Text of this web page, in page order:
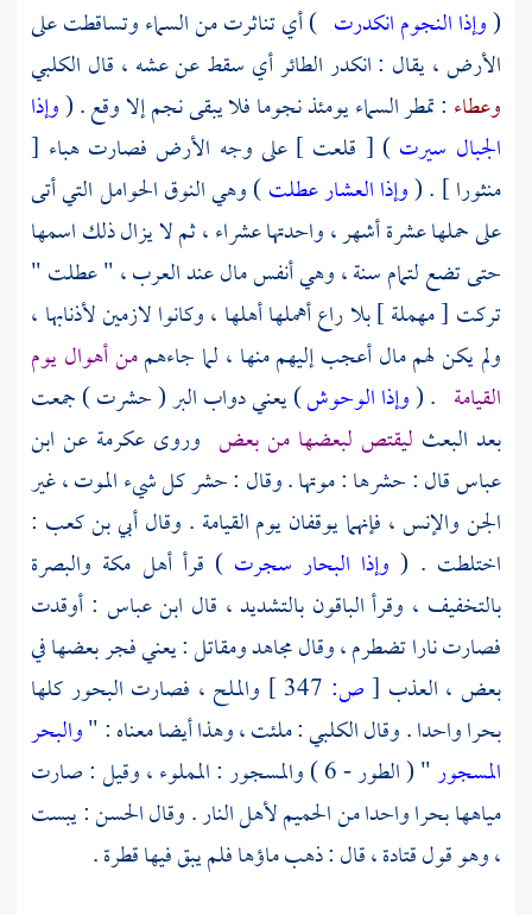
(وإذا النجوم انكدرت ) أي تناثرت من السماء وتساقطت على
الأرض ، يقال : انكدر الطائر أي سقط عن عشه ، قال الكلبي
وعطاء : تمطر السماء يومئذ نجوما فلا يبقى نجم إلا وقع . (وإذا
الجبال سيرت ) [ قلعت ] على وجه الأرض فصارت هباء [
منثورا ] . (وإذا العشار عطلت) وهي النوق الحوامل التي أتى
على حملها عشرة أشهر ، واحدتها عشراء ، ثم لا يزال ذلك اسمها
حتى تضع لتمام سنة ، وهي أنفس مال عند العرب ، " عطلت "
تركت [ مهملة ] بلا راع أهملها أهلها ، وكانوا لازمين لأذنابها ،
ولم يكن لهم مال أعجب إليهم منها ، لما جاءهممن أهوال يوم
القيامة . (وإذا الوحوش) يعني دواب البر ( حشرت ) جمعت
بعد البعث ليقتص لبعضها من بعض وروى عكرمة عن ابن
عباسقال : حشرها : موتها . وقال : حشر كل شيء الموت ، غير
الجن والإنس ، فإنهما يوقفان يوم القيامة . وقالأبي بن كعب :
اختلطت . ( وإذا البحار سجرت) قرأأهل مكة والبصرة
بالتخفيف ، وقرأ الباقون بالتشديد ، قال ابن عباس : أوقدت
فصارت نارا تضطرم ، وقالمجاهدومقاتل: يعني فجر بعضها في
بعض ، العذب [ص:
والملح ، فصارت البحور كلها
بحرا واحدا . وقالالكلبي: ملئت ، وهذا أيضا معناه : "والبحر
المسجور
" ( الطور - 6 ) والمسجور : المملوء ، وقيل : صارت
مياهها بحرا واحدا من الحميم لأهل النار . وقالالحسن: يبست
، وهو قولقتادة ،قال : ذهب ماؤها فلم يبق فيها قطرة .